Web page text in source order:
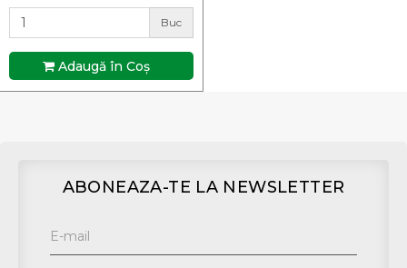
Buc
Adaugă în Coş
ABONEAZA-TE LA NEWSLETTER